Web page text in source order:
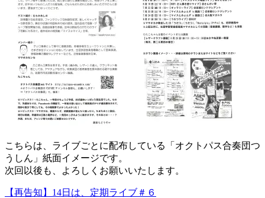
こちらは、ライブごとに配布している「オクトパス合奏団つ
うしん」紙面イメージです。
次回以後も、よろしくお願いいたします。
【再告知】14日は、定期ライブ＃６